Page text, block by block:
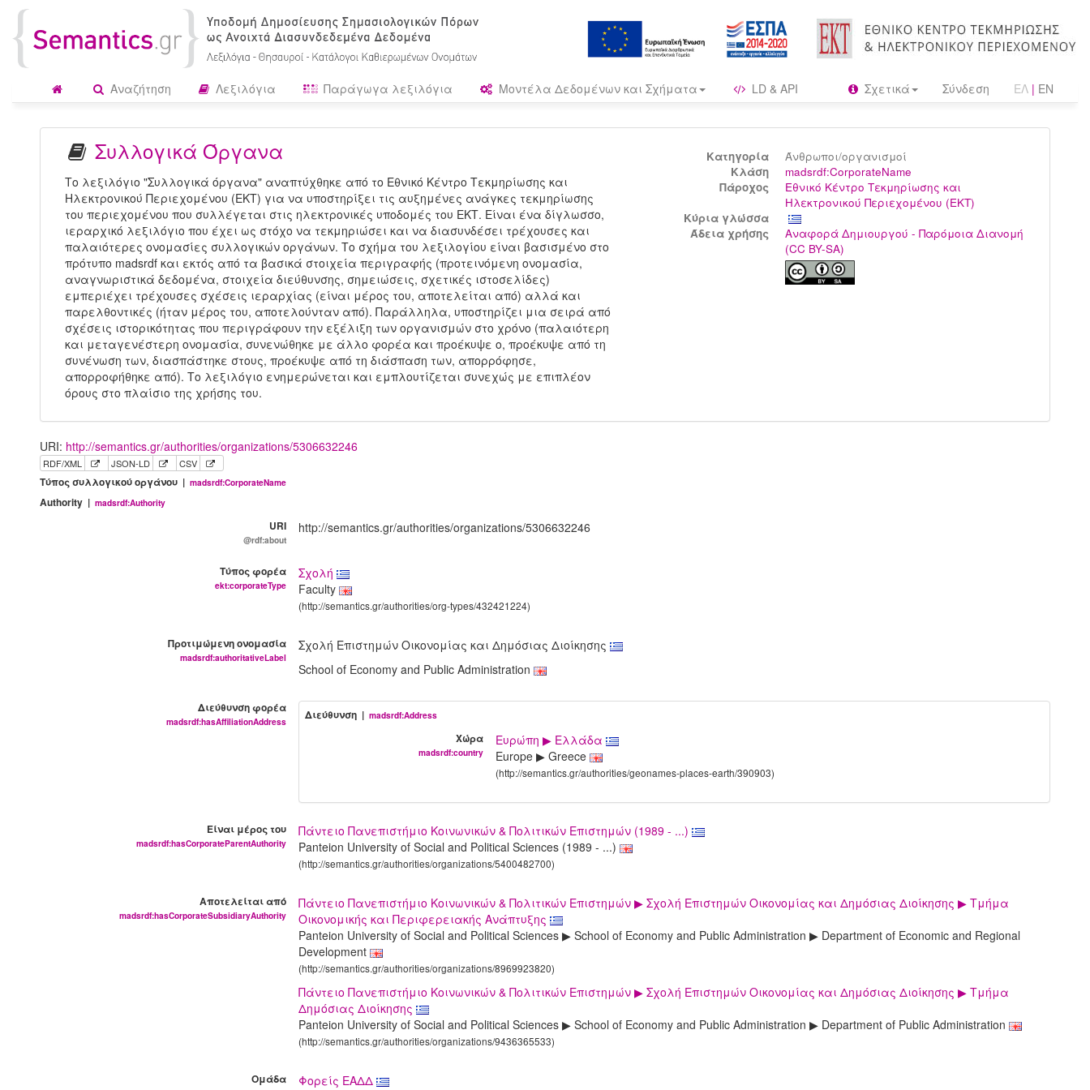
Αναζήτηση Λεξιλόγια Παράγωγα λεξιλόγια Μοντέλα Δεδομένων και Σχήματα LD & API Σχετικά Σύνδεση ΕΛ | EN
Συλλογικά Όργανα
Το λεξιλόγιο "Συλλογικά όργανα" αναπτύχθηκε από το Εθνικό Κέντρο Τεκμηρίωσης και
Ηλεκτρονικού Περιεχομένου (ΕΚΤ) για να υποστηρίξει τις αυξημένες ανάγκες τεκμηρίωσης
του περιεχομένου που συλλέγεται στις ηλεκτρονικές υποδομές του ΕΚΤ. Είναι ένα δίγλωσσο,
ιεραρχικό λεξιλόγιο που έχει ως στόχο να τεκμηριώσει και να διασυνδέσει τρέχουσες και
παλαιότερες ονομασίες συλλογικών οργάνων. Το σχήμα του λεξιλογίου είναι βασισμένο στο
πρότυπο madsrdf και εκτός από τα βασικά στοιχεία περιγραφής (προτεινόμενη ονομασία,
αναγνωριστικά δεδομένα, στοιχεία διεύθυνσης, σημειώσεις, σχετικές ιστοσελίδες)
εμπεριέχει τρέχουσες σχέσεις ιεραρχίας (είναι μέρος του, αποτελείται από) αλλά και
παρελθοντικές (ήταν μέρος του, αποτελούνταν από). Παράλληλα, υποστηρίζει μια σειρά από
σχέσεις ιστορικότητας που περιγράφουν την εξέλιξη των οργανισμών στο χρόνο (παλαιότερη
και μεταγενέστερη ονομασία, συνενώθηκε με άλλο φορέα και προέκυψε ο, προέκυψε από τη
συνένωση των, διασπάστηκε στους, προέκυψε από τη διάσπαση των, απορρόφησε,
απορροφήθηκε από). Το λεξιλόγιο ενημερώνεται και εμπλουτίζεται συνεχώς με επιπλέον
όρους στο πλαίσιο της χρήσης του.
Κατηγορία
Άνθρωποι/οργανισμοί
Kλάση
madsrdf:CorporateName
Πάροχος
Εθνικό Κέντρο Τεκμηρίωσης και
Ηλεκτρονικού Περιεχομένου (ΕΚΤ)
Κύρια γλώσσα
Άδεια χρήσης
Αναφορά Δημιουργού - Παρόμοια Διανομή
(CC BY-SA)
URI: http://semantics.gr/authorities/organizations/5306632246
RDF/XML JSON-LD CSV
Τύπος συλλογικού οργάνου | madsrdf:CorporateName
Authority | madsrdf:Authority
URI
@rdf:about
http://semantics.gr/authorities/organizations/5306632246
Τύπος φορέα
ekt:corporateType
Σχολή
Faculty
(http://semantics.gr/authorities/org-types/432421224)
Προτιμώμενη ονομασία
madsrdf:authoritativeLabel
Σχολή Επιστημών Οικονομίας και Δημόσιας Διοίκησης
School of Economy and Public Administration
Διεύθυνση φορέα
madsrdf:hasAffiliationAddress Διεύθυνση | madsrdf:Address
Χώρα
madsrdf:country
Ευρώπη ▶ Ελλάδα
Europe ▶ Greece
(http://semantics.gr/authorities/geonames-places-earth/390903)
Είναι μέρος του
madsrdf:hasCorporateParentAuthority
Πάντειο Πανεπιστήμιο Κοινωνικών & Πολιτικών Επιστημών (1989 - ...)
Panteion University of Social and Political Sciences (1989 - ...)
(http://semantics.gr/authorities/organizations/5400482700)
Αποτελείται από
madsrdf:hasCorporateSubsidiaryAuthority
Πάντειο Πανεπιστήμιο Κοινωνικών & Πολιτικών Επιστημών ▶ Σχολή Επιστημών Οικονομίας και Δημόσιας Διοίκησης ▶ Τμήμα
Οικονομικής και Περιφερειακής Ανάπτυξης
Panteion University of Social and Political Sciences ▶ School of Economy and Public Administration ▶ Department of Economic and Regional
Development
(http://semantics.gr/authorities/organizations/8969923820)
Πάντειο Πανεπιστήμιο Κοινωνικών & Πολιτικών Επιστημών ▶ Σχολή Επιστημών Οικονομίας και Δημόσιας Διοίκησης ▶ Τμήμα
Δημόσιας Διοίκησης
Panteion University of Social and Political Sciences ▶ School of Economy and Public Administration ▶ Department of Public Administration
(http://semantics.gr/authorities/organizations/9436365533)
Ομάδα Φορείς ΕΑΔΔ